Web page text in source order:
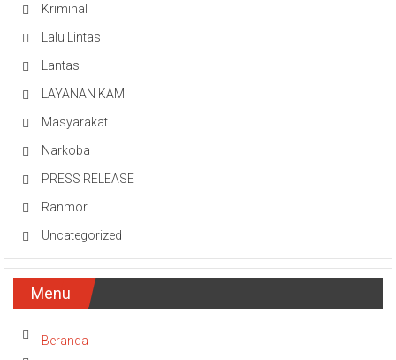
Kriminal
Lalu Lintas
Lantas
LAYANAN KAMI
Masyarakat
Narkoba
PRESS RELEASE
Ranmor
Uncategorized
Menu
Beranda